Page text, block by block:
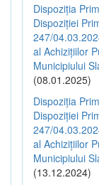
Dispoziția
Dispoziției
247/
al Achizițiilor
Municipiului
(08.01.2025)
Dispoziția
Dispoziției
247/
al Achizițiilor
Municipiului
(13.12.2024)